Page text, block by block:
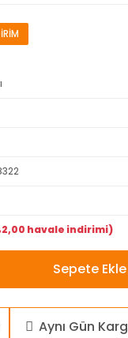
havale indirimi)
Sepete Ekle
Aynı Gün